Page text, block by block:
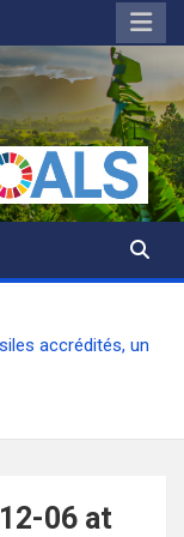
accrédités, un
06 at